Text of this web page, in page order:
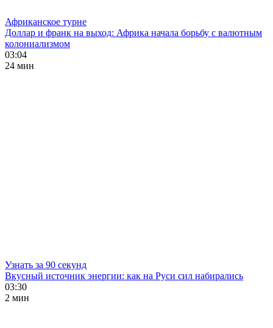
Африканское турне
Доллар и франк на выход: Африка начала борьбу с валютным
колониализмом
03:04
24 мин
Узнать за 90 секунд
Вкусный источник энергии: как на Руси сил набирались
03:30
2 мин